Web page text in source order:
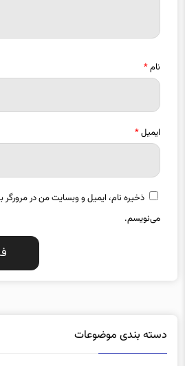
نام*
ایمیل*
ذخیره نام، ایمیل و وبسایت من در مرورگر
می‌نویسم.
دسته بندی موضوعات